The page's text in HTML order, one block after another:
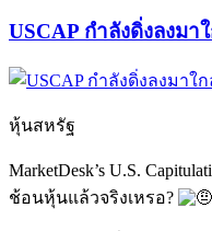
USCAP กำลังดิ่งลงมา
หุ้นสหรัฐ
MarketDesk’s U.S.
ช้อนหุ้นแล้วจริงเหรอ?